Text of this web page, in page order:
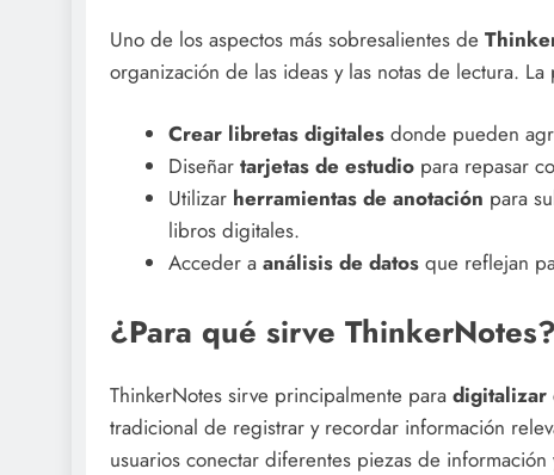
Uno de los aspectos más sobresalientes de
organización de las ideas y las notas de lectura.
Crear libretas digitalesdonde pueden
Diseñar tarjetas de estudiopara repasar
Utilizar herramientas de anotación para
libros digitales.
Acceder a análisis de datosque reflejan
¿Para qué sirve ThinkerNotes?
ThinkerNotes sirve principalmente para digitalizar
tradicional de registrar y recordar información
usuarios conectar diferentes piezas de información